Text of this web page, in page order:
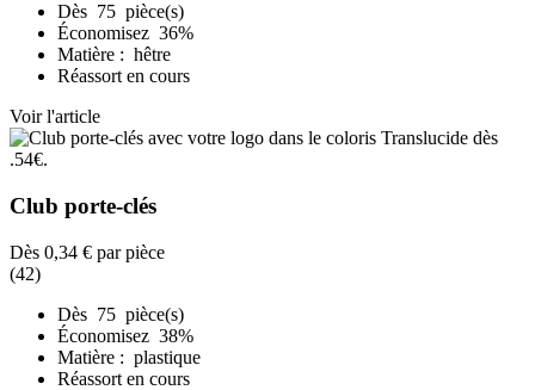
Dès 75 pièce(s)
Économisez 36%
Matière : hêtre
Réassort en cours
Voir l'article
Club porte-clés
Dès 0,34 € par pièce
(42)
Dès 75 pièce(s)
Économisez 38%
Matière : plastique
Réassort en cours